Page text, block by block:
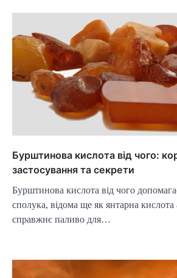
Бурштинова кислота від чого:
застосування та секрети
Бурштинова кислота від чого
сполука, відома ще як янтарна кислота
справжнє паливо для…